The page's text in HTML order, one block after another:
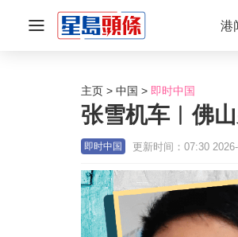
港
主页 中国 即时中国
张雪机车︱佛
即时中国 更新时间：07:30